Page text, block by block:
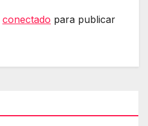
conectado para publicar